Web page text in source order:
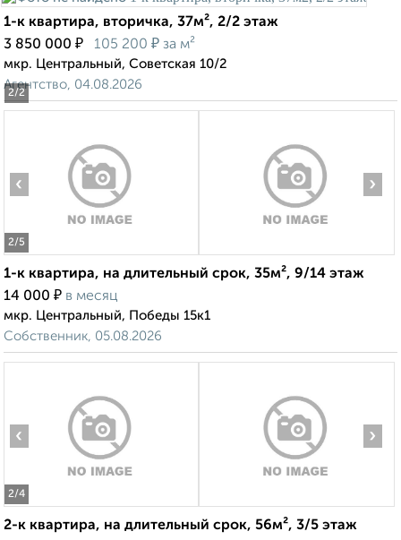
2/2
1-к квартира, вторичка, 37м², 2/2 этаж
3 850 000 ₽ 105 200 ₽ за м²
мкр. Центральный, Советская 10/2
Агентство, 04.08.2026
2/5
‹ ›
1-к квартира, на длительный срок, 35м², 9/14 этаж
14 000 ₽ в месяц
мкр. Центральный, Победы 15к1
Собственник, 05.08.2026
2/4
‹ ›
2-к квартира, на длительный срок, 56м², 3/5 этаж